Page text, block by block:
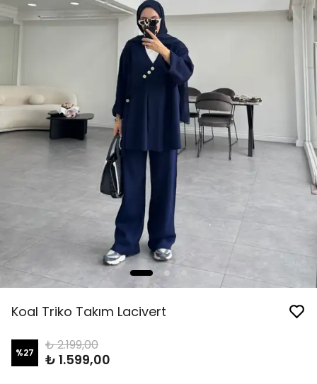
Koal Triko Takım Lacivert
%27 ₺ 2.199,00
₺ 1.599,00